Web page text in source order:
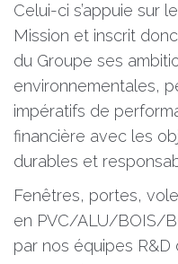
Celui-ci s’appuie sur
Mission et inscrit
du Groupe ses
environnementales,
impératifs de
financière avec les
durables et
Fenêtres, portes,
en PVC/ALU/BOIS/
par nos équipes